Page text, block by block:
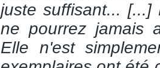
juste suffisant... [...]
ne pourrez jamais
Elle n'est